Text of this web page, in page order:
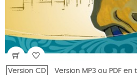
Version CD Version MP3 ou PDF